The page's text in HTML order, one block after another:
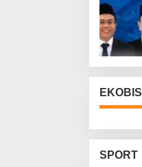
EKOBIS
SPORT